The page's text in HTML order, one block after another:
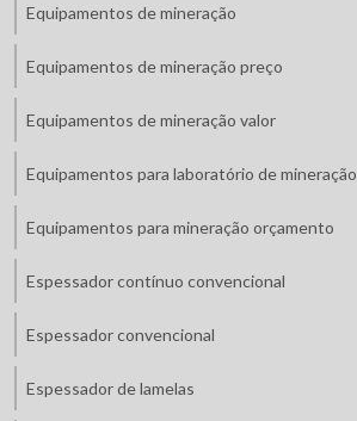
Equipamentos de mineração
Equipamentos de mineração preço
Equipamentos de mineração valor
Equipamentos para laboratório de mineração
Equipamentos para mineração orçamento
Espessador contínuo convencional
Espessador convencional
Espessador de lamelas